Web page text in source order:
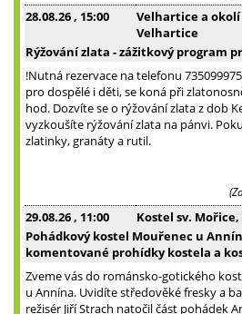
28.08.26 , 15:00
Velhartice a
Velhartice
Rýžování zlata - zážitkový program
!Nutná rezervace na telefonu
pro dospělé i děti, se koná při
hod. Dozvíte se o rýžování zlata z dob
vyzkoušíte rýžování zlata na pánvi.
zlatinky, granáty a rutil.
29.08.26 , 11:00
Kostel sv.
Pohádkový kostel Mouřenec u
komentované prohídky kostela a
Zveme vás do románsko-gotického
u Annína. Uvidíte středověké fresky a
režisér Jiří Strach natočil část pohádek